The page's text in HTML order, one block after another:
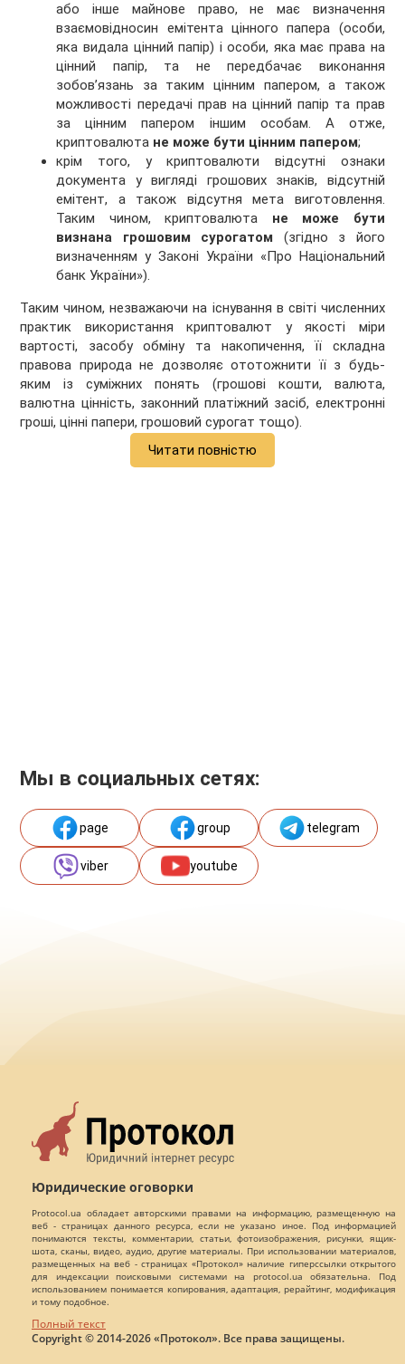
або інше майнове право, не має визначення
взаємовідносин емітента цінного папера (особи,
яка видала цінний папір) і особи, яка має права на
цінний папір, та не передбачає виконання
зобов’язань за таким цінним папером, а також
можливості передачі прав на цінний папір та прав
за цінним папером іншим особам. А отже,
криптовалюта не може бути цінним папером;
крім того, у криптовалюти відсутні ознаки
документа у вигляді грошових знаків, відсутній
емітент, а також відсутня мета виготовлення.
Таким чином, криптовалюта не може бути
визнана грошовим сурогатом (згідно з його
визначенням у Законі України «Про Національний
банк України»).
Таким чином, незважаючи на існування в світі численних
практик використання криптовалют у якості міри
вартості, засобу обміну та накопичення, її складна
правова природа не дозволяє ототожнити її з будь-
яким із суміжних понять (грошові кошти, валюта,
валютна цінність, законний платіжний засіб, електронні
гроші, цінні папери, грошовий сурогат тощо).
Читати повністю
Мы в социальных сетях:
page group telegram
viber youtube
Юридические оговорки
Protocol.ua обладает авторскими правами на информацию, размещенную на
веб - страницах данного ресурса, если не указано иное. Под информацией
понимаются тексты, комментарии, статьи, фотоизображения, рисунки, ящик-
шота, сканы, видео, аудио, другие материалы. При использовании материалов,
размещенных на веб - страницах «Протокол» наличие гиперссылки открытого
для индексации поисковыми системами на protocol.ua обязательна. Под
использованием понимается копирования, адаптация, рерайтинг, модификация
и тому подобное.
Полный текст
Copyright © 2014-2026 «Протокол». Все права защищены.